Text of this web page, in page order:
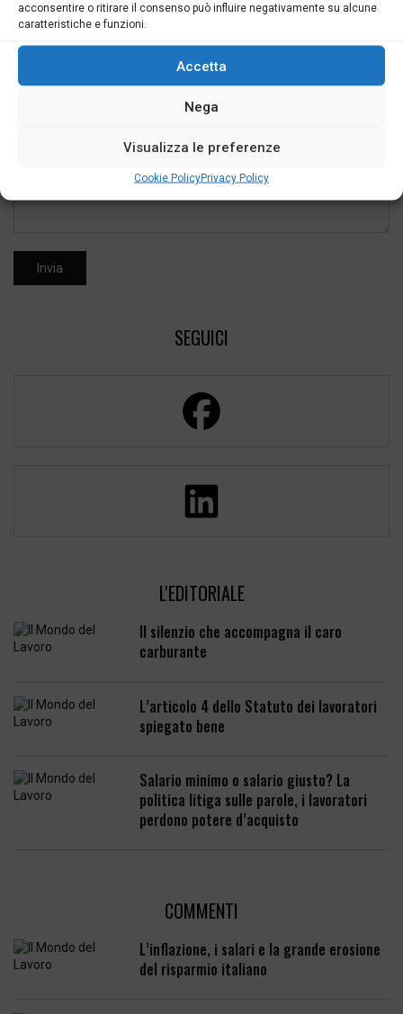
acconsentire o ritirare il consenso può influire negativamente su alcune
caratteristiche e funzioni.
Accetta
Nega
Visualizza le preferenze
Cookie PolicyPrivacy Policy
SEGUICI
L'EDITORIALE
Il silenzio che accompagna il caro
carburante
L’articolo 4 dello Statuto dei lavoratori
spiegato bene
Salario minimo o salario giusto? La
politica litiga sulle parole, i lavoratori
perdono potere d’acquisto
COMMENTI
L’inflazione, i salari e la grande erosione
del risparmio italiano